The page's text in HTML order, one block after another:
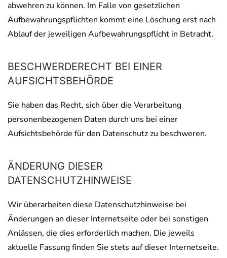
abwehren zu können. Im Falle von gesetzlichen
Aufbewahrungspflichten kommt eine Löschung erst nach
Ablauf der jeweiligen Aufbewahrungspflicht in Betracht.
BESCHWERDERECHT BEI EINER
AUFSICHTSBEHÖRDE
Sie haben das Recht, sich über die Verarbeitung
personenbezogenen Daten durch uns bei einer
Aufsichtsbehörde für den Datenschutz zu beschweren.
ÄNDERUNG DIESER
DATENSCHUTZHINWEISE
Wir überarbeiten diese Datenschutzhinweise bei
Änderungen an dieser Internetseite oder bei sonstigen
Anlässen, die dies erforderlich machen. Die jeweils
aktuelle Fassung finden Sie stets auf dieser Internetseite.